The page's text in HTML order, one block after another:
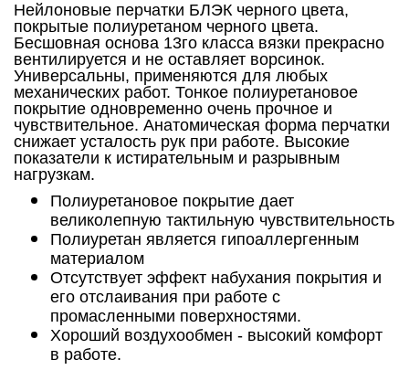
Нейлоновые перчатки БЛЭК черного цвета,
покрытые полиуретаном черного цвета.
Бесшовная основа 13го класса вязки прекрасно
вентилируется и не оставляет ворсинок.
Универсальны, применяются для любых
механических работ. Тонкое полиуретановое
покрытие одновременно очень прочное и
чувствительное. Анатомическая форма перчатки
снижает усталость рук при работе. Высокие
показатели к истирательным и разрывным
нагрузкам.
Полиуретановое покрытие дает
великолепную тактильную чувствительность
Полиуретан является гипоаллергенным
материалом
Отсутствует эффект набухания покрытия и
его отслаивания при работе с
промасленными поверхностями.
Хороший воздухообмен - высокий комфорт
в работе.